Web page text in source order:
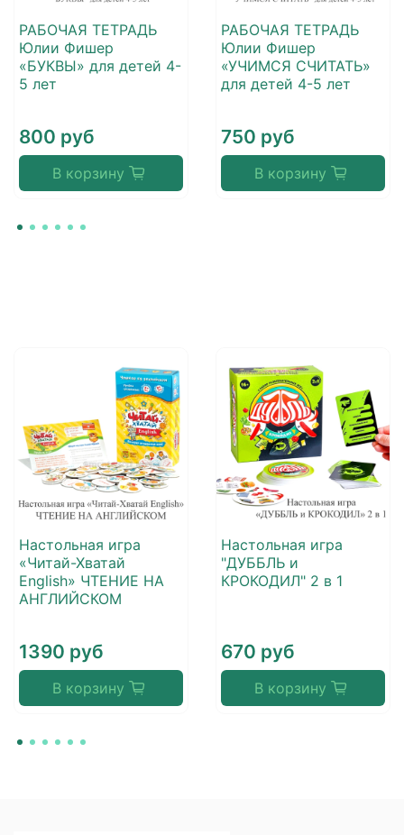
РАБОЧАЯ ТЕТРАДЬ
Юлии Фишер
«БУКВЫ» для детей 4-
5 лет
800 руб
В корзину
РАБОЧАЯ ТЕТРАДЬ
Юлии Фишер
«УЧИМСЯ СЧИТАТЬ»
для детей 4-5 лет
750 руб
В корзину
Настольная игра
«Читай-Хватай
English» ЧТЕНИЕ НА
АНГЛИЙСКОМ
1390 руб
В корзину
Настольная игра
"ДУББЛЬ и
КРОКОДИЛ" 2 в 1
670 руб
В корзину